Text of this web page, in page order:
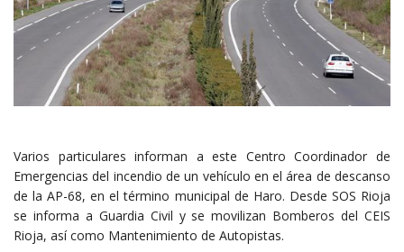
Varios particulares informan a este Centro Coordinador de
Emergencias del incendio de un vehículo en el área de descanso
de la AP-68, en el término municipal de Haro. Desde SOS Rioja
se informa a Guardia Civil y se movilizan Bomberos del CEIS
Rioja, así como Mantenimiento de Autopistas.